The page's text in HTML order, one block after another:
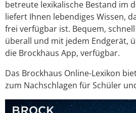
betreute lexikalische Bestand im
liefert Ihnen lebendiges Wissen,
frei verfügbar ist. Bequem,
überall und mit jedem Endgerät,
die Brockhaus App, verfügbar.
Das Brockhaus Online-Lexikon
zum Nachschlagen für Schüler